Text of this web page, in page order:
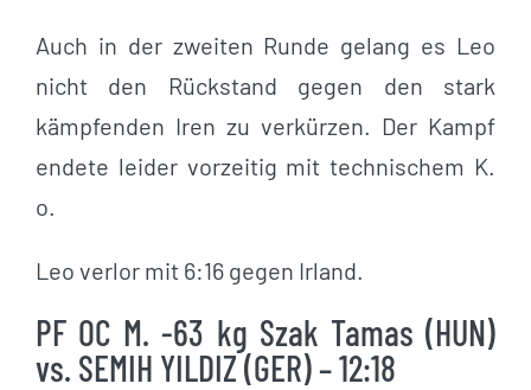
Auch in der zweiten Runde gelang es Leo
nicht den Rückstand gegen den stark
kämpfenden Iren zu verkürzen. Der Kampf
endete leider vorzeitig mit technischem K.
o.
Leo verlor mit 6:16 gegen Irland.
PF OC M. -63 kg Szak Tamas (HUN)
vs. SEMIH YILDIZ (GER) – 12:18